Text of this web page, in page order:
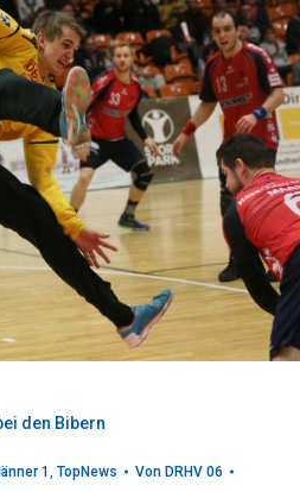
den Bibern
1 TopNews Von DRHV 06